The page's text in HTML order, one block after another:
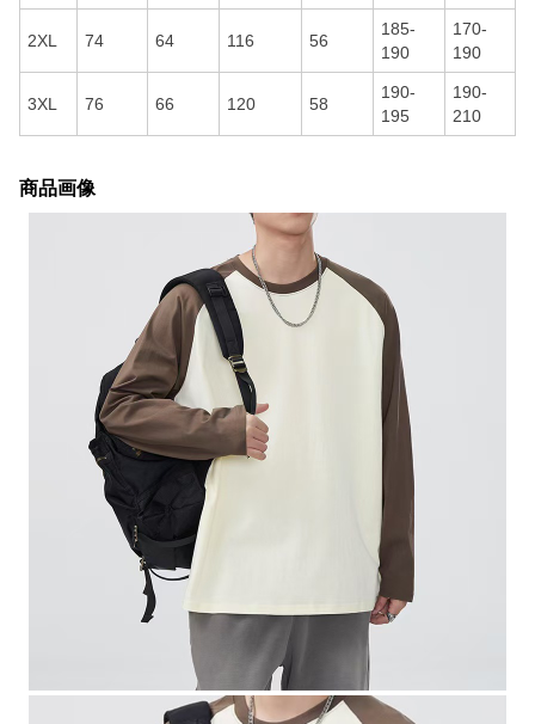
2XL 74 64 116 56
185-
190
170-
190
3XL 76 66 120 58
190-
195
190-
210
商品画像